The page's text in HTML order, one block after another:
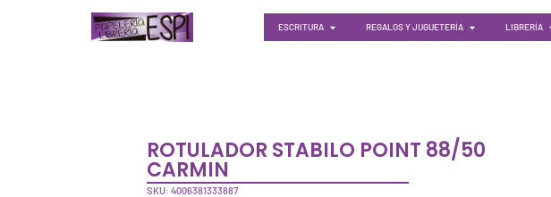
ESCRITURA REGALOS Y JUGUETERÍA LIBRERÍA
ROTULADOR STABILO POINT 88/50
CARMIN
SKU: 4006381333887